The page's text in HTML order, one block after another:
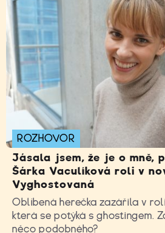
ROZHOVOR
Jásala jsem, že je o mně,
Šárka Vaculíková roli v
Vyghostovaná
Oblíbená herečka zazářila v
která se potýká s ghostingem.
něco podobného?